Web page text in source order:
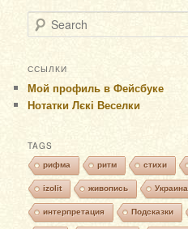
Search
ССЫЛКИ
Мой профиль в Фейсбуке
Нотатки Лєкі Веселки
TAGS
рифма ритм стихи
izolit живопись Украина
интерпретация Подсказки